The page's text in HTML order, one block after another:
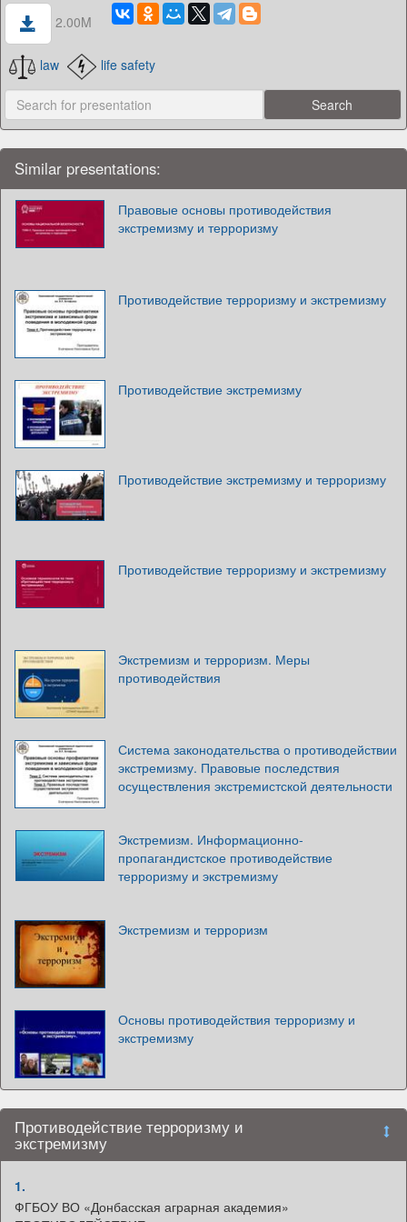
2.00M
law life safety
Similar presentations:
Правовые основы противодействия
экстремизму и терроризму
Противодействие терроризму и экстремизму
Противодействие экстремизму
Противодействие экстремизму и терроризму
Противодействие терроризму и экстремизму
Экстремизм и терроризм. Меры
противодействия
Система законодательства о противодействии
экстремизму. Правовые последствия
осуществления экстремистской деятельности
Экстремизм. Информационно-
пропагандистское противодействие
терроризму и экстремизму
Экстремизм и терроризм
Основы противодействия терроризму и
экстремизму
Противодействие терроризму и
экстремизму
1.
ФГБОУ ВО «Донбасская аграрная академия»